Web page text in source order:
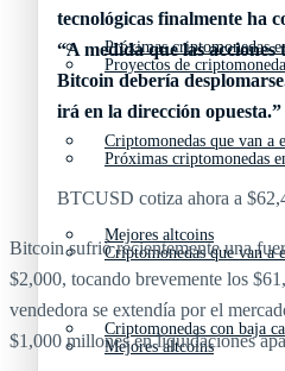
Próximas criptomonedas
Criptomonedas que van a
Mejores altcoins
Criptomonedas con baja
Proyectos de
Próximas criptomonedas
Criptomonedas que van a
Mejores altcoins
tecnológicas finalmente ha
“A medida que las acciones
Bitcoin debería
irá en la dirección opuesta.”
BTCUSD cotiza ahora a
Bitcoin sufrió recientemente una
$2,000, tocando brevemente los
vendedora se extendía por el
$1,000 millones en liquidaciones